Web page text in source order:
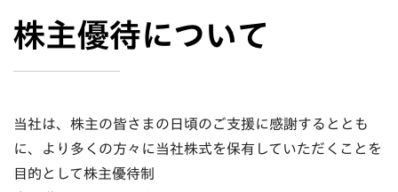
株主優待について
当社は、株主の皆さまの日頃のご支援に感謝するととも
に、より多くの方々に当社株式を保有していただくことを
目的として株主優待制